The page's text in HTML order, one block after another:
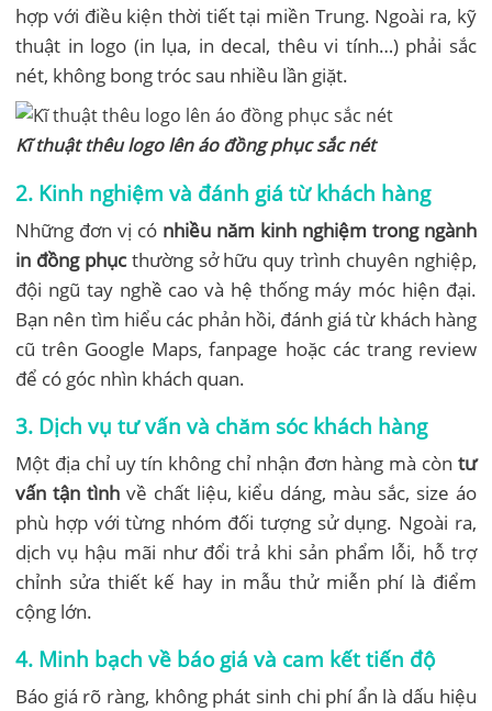
hợp với điều kiện thời tiết tại miền Trung. Ngoài ra, kỹ
thuật in logo (in lụa, in decal, thêu vi tính…) phải sắc
nét, không bong tróc sau nhiều lần giặt.
Kĩ thuật thêu logo lên áo đồng phục sắc nét
2. Kinh nghiệm và đánh giá từ khách hàng
Những đơn vị có nhiều năm kinh nghiệm trong ngành
in đồng phụcthường sở hữu quy trình chuyên nghiệp,
đội ngũ tay nghề cao và hệ thống máy móc hiện đại.
Bạn nên tìm hiểu các phản hồi, đánh giá từ khách hàng
cũ trên Google Maps, fanpage hoặc các trang review
để có góc nhìn khách quan.
3. Dịch vụ tư vấn và chăm sóc khách hàng
Một địa chỉ uy tín không chỉ nhận đơn hàng mà còn tư
vấn tận tìnhvề chất liệu, kiểu dáng, màu sắc, size áo
phù hợp với từng nhóm đối tượng sử dụng. Ngoài ra,
dịch vụ hậu mãi như đổi trả khi sản phẩm lỗi, hỗ trợ
chỉnh sửa thiết kế hay in mẫu thử miễn phí là điểm
cộng lớn.
4. Minh bạch về báo giá và cam kết tiến độ
Báo giá rõ ràng, không phát sinh chi phí ẩn là dấu hiệu